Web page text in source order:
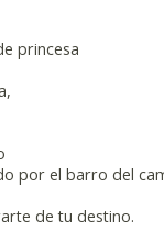
princesa
por el barro del
de tu destino.